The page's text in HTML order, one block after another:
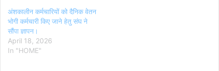
अंशकालीन कर्मचारियों को दैनिक वेतन
भोगी कर्मचारी किए जाने हेतु संघ ने
सौंपा ज्ञापन।
April 18, 2026
In "HOME"